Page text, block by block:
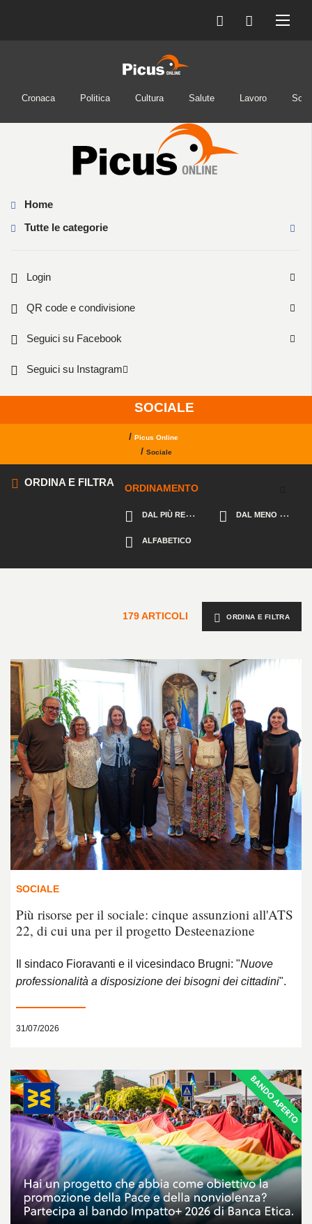
Cronaca Politica Cultura Salute Lavoro
Home
Tutte le categorie
Login
QR code e condivisione
Seguici su Facebook
Seguici su Instagram
SOCIALE
/ Picus Online
/ Sociale
ORDINA E FILTRA
ORDINAMENTO
DAL PIÙ RECENTE DAL MENO RECENTE
ALFABETICO
179 ARTICOLI ORDINA E FILTRA
SOCIALE
Più risorse per il sociale: cinque assunzioni all'ATS
22, di cui una per il progetto Desteenazione
Il sindaco Fioravanti e il vicesindaco Brugni: "Nuove
professionalità a disposizione dei bisogni dei cittadini".
31/07/2026